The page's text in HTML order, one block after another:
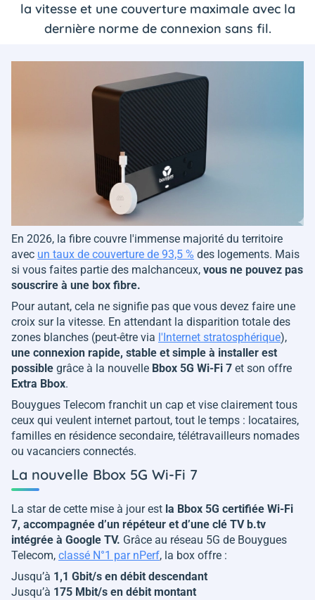
la vitesse et une couverture maximale avec la
dernière norme de connexion sans fil.
En 2026, la fibre couvre l'immense majorité du territoire
avec un taux de couverture de 93,5 % des logements. Mais
si vous faites partie des malchanceux, vous ne pouvez pas
souscrire à une box fibre.
Pour autant, cela ne signifie pas que vous devez faire une
croix sur la vitesse. En attendant la disparition totale des
zones blanches (peut-être via l'Internet stratosphérique),
une connexion rapide, stable et simple à installer est
possible grâce à la nouvelle Bbox 5G Wi-Fi 7 et son offre
Extra Bbox.
Bouygues Telecom franchit un cap et vise clairement tous
ceux qui veulent internet partout, tout le temps : locataires,
familles en résidence secondaire, télétravailleurs nomades
ou vacanciers connectés.
La nouvelle Bbox 5G Wi-Fi 7
La star de cette mise à jour est la Bbox 5G certifiée Wi-Fi
7, accompagnée d’un répéteur et d’une clé TV b.tv
intégrée à Google TV. Grâce au réseau 5G de Bouygues
Telecom, classé N°1 par nPerf, la box offre :
Jusqu’à 1,1 Gbit/s en débit descendant
Jusqu’à 175 Mbit/s en débit montant